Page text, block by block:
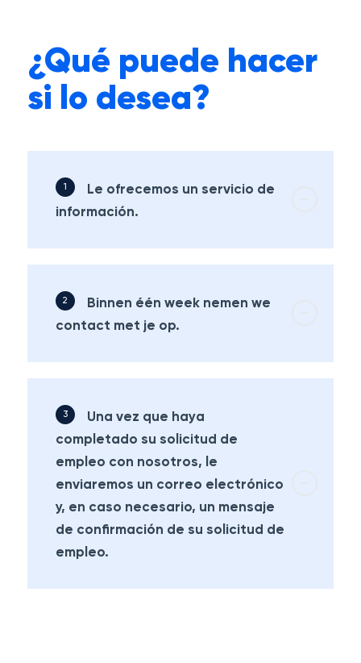
¿Qué puede hacer
si lo desea?
Le ofrecemos un servicio de
información.
Binnen één week nemen we
contact met je op.
Una vez que haya
completado su solicitud de
empleo con nosotros, le
enviaremos un correo electrónico
y, en caso necesario, un mensaje
de confirmación de su solicitud de
empleo.